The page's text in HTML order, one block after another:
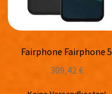
Fairphone Fairphone 5
309,42 €